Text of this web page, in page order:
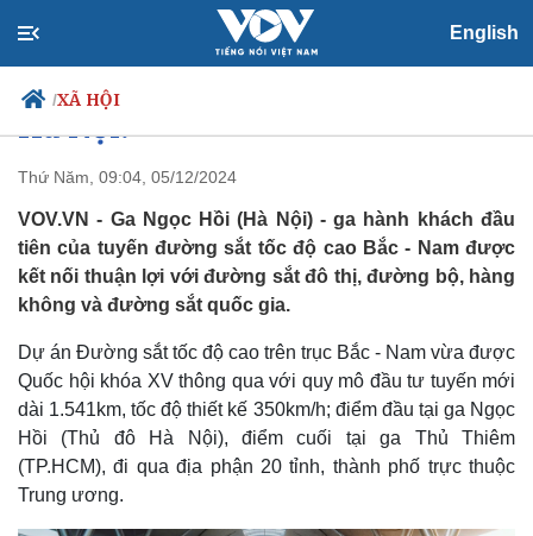
English
/XÃ HỘI
Chính trị
Đảng
Tổ chức nhân sự
Quốc hội
Xã hội
Tin 24h
Dự báo thời tiết
Giáo dục
Việc làm
Biển đảo
Ga đường sắt tốc độ cao Bắc -
Nam đầu tiên được đặt ở đâu tại
Hà Nội?
Thứ Năm, 09:04, 05/12/2024
VOV.VN - Ga Ngọc Hồi (Hà Nội) - ga hành khách đầu
tiên của tuyến đường sắt tốc độ cao Bắc - Nam được
kết nối thuận lợi với đường sắt đô thị, đường bộ, hàng
không và đường sắt quốc gia.
Dự án Đường sắt tốc độ cao trên trục Bắc - Nam vừa được
Quốc hội khóa XV thông qua với quy mô đầu tư tuyến mới
dài 1.541km, tốc độ thiết kế 350km/h; điểm đầu tại ga Ngọc
Hồi (Thủ đô Hà Nội), điểm cuối tại ga Thủ Thiêm
(TP.HCM), đi qua địa phận 20 tỉnh, thành phố trực thuộc
Trung ương.